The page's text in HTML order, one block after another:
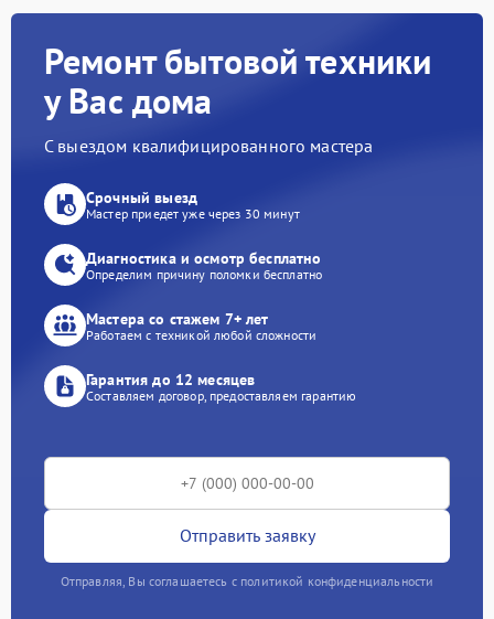
Ремонт бытовой техники
у Вас дома
С выездом квалифицированного мастера
Срочный выезд
Мастер приедет уже через 30 минут
Диагностика и осмотр бесплатно
Определим причину поломки бесплатно
Мастера со стажем 7+ лет
Работаем с техникой любой сложности
Гарантия до 12 месяцев
Составляем договор, предоставляем гарантию
Отправить заявку
Отправляя, Вы соглашаетесь с политикой конфиденциальности